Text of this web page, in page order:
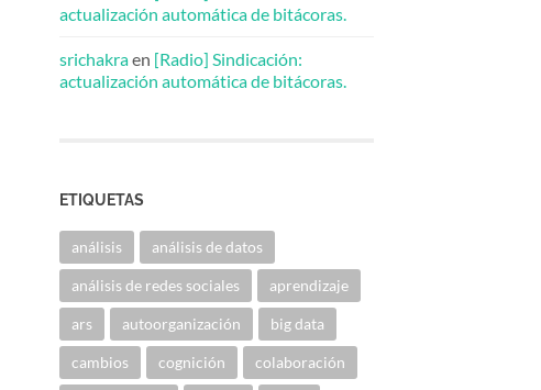
actualización automática de bitácoras.
srichakraen [Radio] Sindicación:
actualización automática de bitácoras.
ETIQUETAS
análisis análisis de datos
análisis de redes sociales aprendizaje
ars autoorganización big data
cambios cognición colaboración